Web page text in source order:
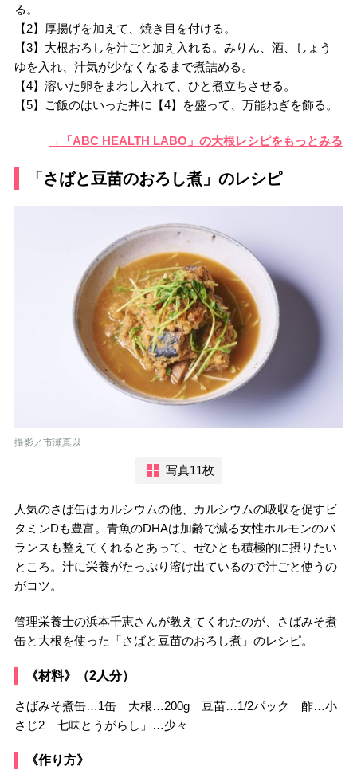
る。
【2】厚揚げを加えて、焼き目を付ける。
【3】大根おろしを汁ごと加え入れる。みりん、酒、しょう
ゆを入れ、汁気が少なくなるまで煮詰める。
【4】溶いた卵をまわし入れて、ひと煮立ちさせる。
【5】ご飯のはいった丼に【4】を盛って、万能ねぎを飾る。
→「ABC HEALTH LABO」の大根レシピをもっとみる
「さばと豆苗のおろし煮」のレシピ
撮影／市瀬真以
写真11枚
人気のさば缶はカルシウムの他、カルシウムの吸収を促すビ
タミンDも豊富。青魚のDHAは加齢で減る女性ホルモンのバ
ランスも整えてくれるとあって、ぜひとも積極的に摂りたい
ところ。汁に栄養がたっぷり溶け出ているので汁ごと使うの
がコツ。
管理栄養士の浜本千恵さんが教えてくれたのが、さばみそ煮
缶と大根を使った「さばと豆苗のおろし煮」のレシピ。
《材料》（2人分）
さばみそ煮缶…1缶 大根…200g 豆苗…1/2パック 酢…小
さじ2 七味とうがらし」…少々
《作り方》